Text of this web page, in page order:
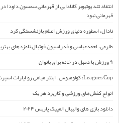
قهرمانی نبود
نادال، اسطوره دنیای ورزش اعلام بازنشستگی کرد
طارمی، احمدعباسی و فدراسیون فوتبال نامزدهای
۹ ورزش با دمبل در خانه برای بانوان
Leagues Cup: کولومبوس – اینتر میامی رو اپارات اسپرت ببنید
انواع کفش‌های ورزشی و کاربرد هر یک
دانلود بازی های والیبال المپیک پاریس ۲۰۲۴